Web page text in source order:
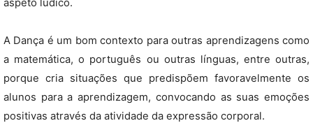
aspeto lúdico.
A Dança é um bom contexto para outras aprendizagens como
a matemática, o português ou outras línguas, entre outras,
porque cria situações que predispõem favoravelmente os
alunos para a aprendizagem, convocando as suas emoções
positivas através da atividade da expressão corporal.